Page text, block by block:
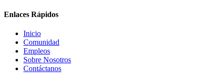
Enlaces Rápidos
Inicio
Comunidad
Empleos
Sobre Nosotros
Contáctanos